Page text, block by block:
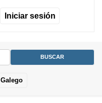
Iniciar sesión
Galego